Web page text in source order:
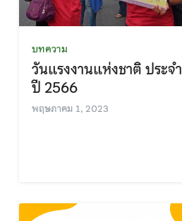
บทความ
วันแรงงานแห่งชาติ ประจำ
ปี 2566
พฤษภาคม 1, 2023